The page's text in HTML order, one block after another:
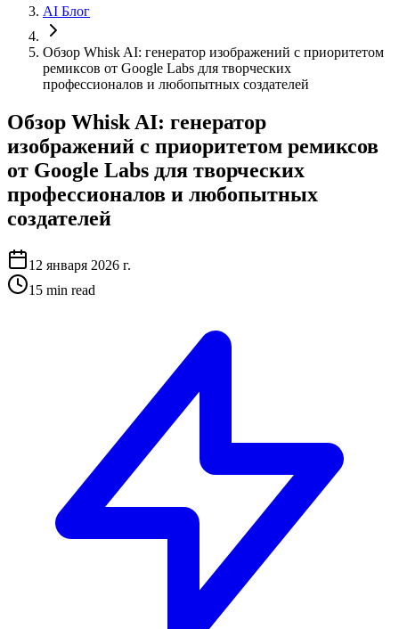
AI Блог
Обзор Whisk AI: генератор изображений с приоритетом
ремиксов от Google Labs для творческих
профессионалов и любопытных создателей
Обзор Whisk AI: генератор
изображений с приоритетом ремиксов
от Google Labs для творческих
профессионалов и любопытных
создателей
12 января 2026 г.
15 min read